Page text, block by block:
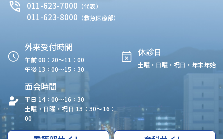
011-623-7000 （代表）
011-623-8000 （救急医療部）
外来受付時間
午前 08：20〜11：00
午後 13：00〜15：30
休診日
土曜・日曜・祝日・年末年始
面会時間
平日 14：00〜16：30
土曜・日曜・祝日 13：30〜16：
00